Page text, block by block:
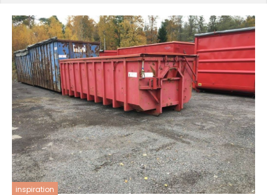
inspiration